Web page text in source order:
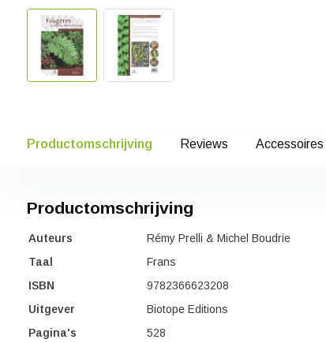
Productomschrijving Reviews Accessoires
Productomschrijving
Auteurs
Rémy Prelli & Michel Boudrie
Taal
Frans
ISBN
9782366623208
Uitgever
Biotope Editions
Pagina's
528